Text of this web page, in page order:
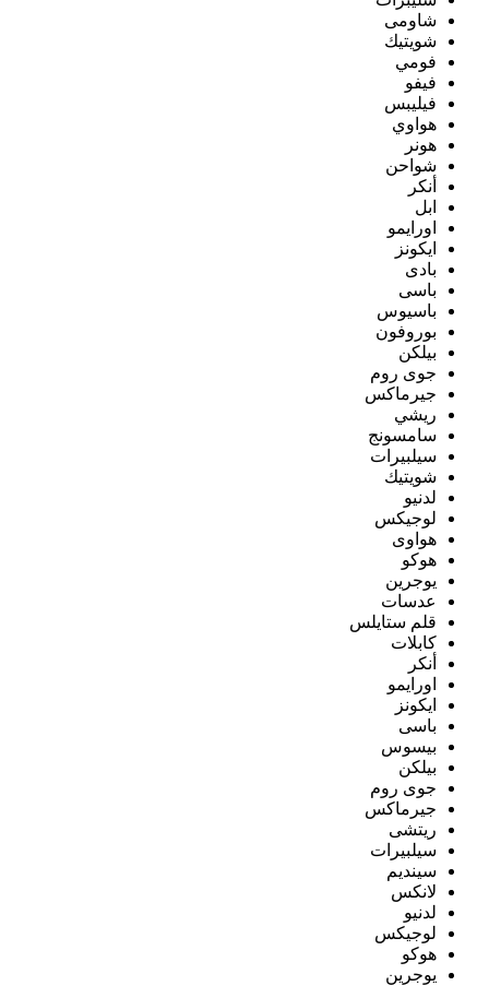
شاومى
شويتيك
فومي
فيفو
فيليبس
هواوي
هونر
شواحن
أنكر
ابل
اورايمو
ايكونز
بادى
باسى
باسيوس
بوروفون
بيلكن
جوى روم
جيرماكس
ريشي
سامسونج
سيلبيرات
شويتيك
لدنيو
لوجيكس
هواوى
هوكو
يوجرين
عدسات
قلم ستايلس
كابلات
أنكر
اورايمو
ايكونز
باسى
بيسوس
بيلكن
جوى روم
جيرماكس
ريتشى
سيلبيرات
سينديم
لانكس
لدنيو
لوجيكس
هوكو
يوجرين